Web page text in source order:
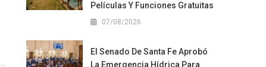
Películas Y Funciones Gratuitas
07/08/2026
El Senado De Santa Fe Aprobó
La Emergencia Hídrica Para